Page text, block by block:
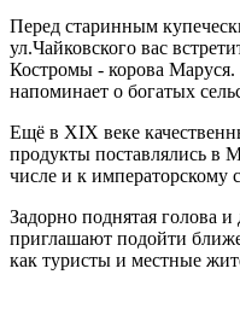
Перед старинным
ул.Чайковского вас
Костромы - корова Маруся.
напоминает о богатых
Ещё в XIX веке
продукты поставлялись в
числе и к императорскому
Задорно поднятая голова
приглашают подойти
как туристы и местные